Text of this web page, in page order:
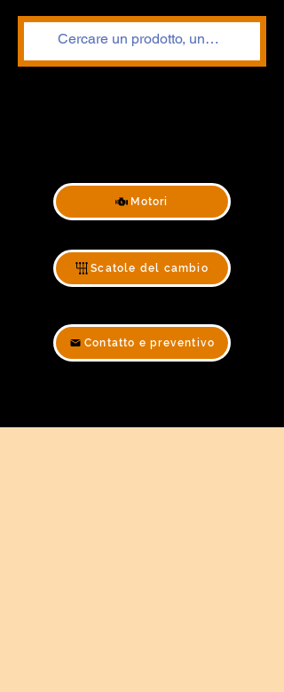
Motori
Scatole del cambio
Contatto e preventivo